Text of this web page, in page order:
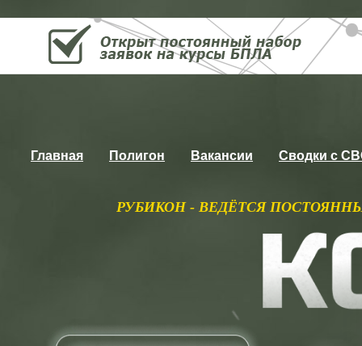
Главная Полигон Вакансии Сводки с
- ВЕДЁТСЯ ПОСТОЯННЫЙ НАБОР НА